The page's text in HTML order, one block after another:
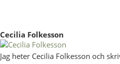
Cecilia Folkesson
Jag heter Cecilia Folkesson och